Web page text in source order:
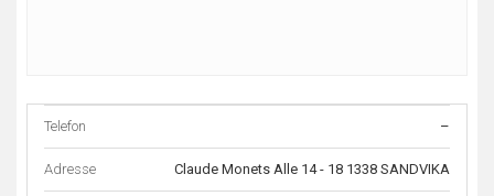
Telefon –
Adresse Claude Monets Alle 14 - 18 1338 SANDVIKA